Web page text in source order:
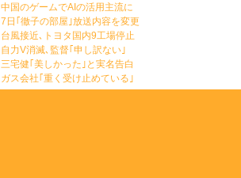
中国のゲームでAIの活用主流に
7日｢徹子の部屋｣放送内容を変更
台風接近､トヨタ国内9工場停止
自力V消滅､監督｢申し訳ない｣
三宅健｢美しかった｣と実名告白
ガス会社｢重く受け止めている｣